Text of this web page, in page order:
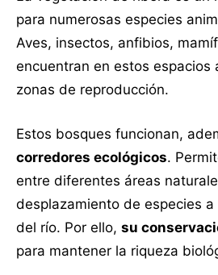
para numerosas especies
Aves, insectos, anfibios,
encuentran en estos espacios
zonas de reproducción.
Estos bosques funcionan,
corredores ecológicos.
entre diferentes áreas
desplazamiento de especies
del río. Por ello, su
para mantener la riqueza